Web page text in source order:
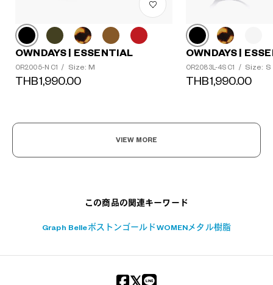
OWNDAYS | ESSENTIAL
OR2005-N C1 / Size: M
THB1,990.00
OWNDAYS |
OR2083L-4S C1 / Size: S
THB1,990.00
VIEW MORE
この商品の関連キーワード
Graph Belleボストン ゴールド WOMEN メタル樹脂
+¥0